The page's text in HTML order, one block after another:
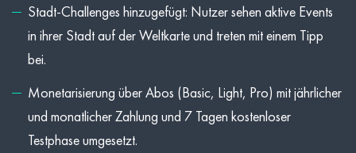
Stadt-Challenges hinzugefügt: Nutzer sehen aktive Events
in ihrer Stadt auf der Weltkarte und treten mit einem Tipp
bei.
Monetarisierung über Abos (Basic, Light, Pro) mit jährlicher
und monatlicher Zahlung und 7 Tagen kostenloser
Testphase umgesetzt.